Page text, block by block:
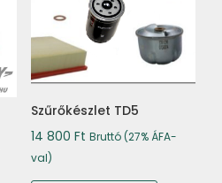
Szűrőkészlet TD5
14 800 Ft Bruttó (27% ÁFA-
val)